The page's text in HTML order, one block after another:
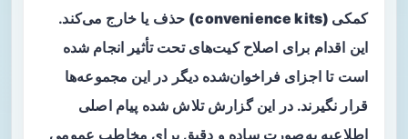
کمکی (convenience kits)
حذف یا خارج می‌کند.
این اقدام برای اصلاح کیت‌های تحت تأثیر انجام شده
است تا اجزای فراخوان‌شده دیگر در این مجموعه‌ها
قرار نگیرند. در این گزارش تلاش شده پیام اصلی
اطلاعیه به‌صورت ساده و دقیق برای مخاطب عمومی